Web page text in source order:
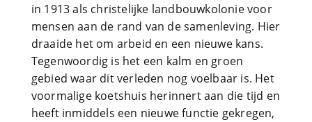
in 1913 als christelijke landbouwkolonie voor
mensen aan de rand van de samenleving. Hier
draaide het om arbeid en een nieuwe kans.
Tegenwoordig is het een kalm en groen
gebied waar dit verleden nog voelbaar is. Het
voormalige koetshuis herinnert aan die tijd en
heeft inmiddels een nieuwe functie gekregen,